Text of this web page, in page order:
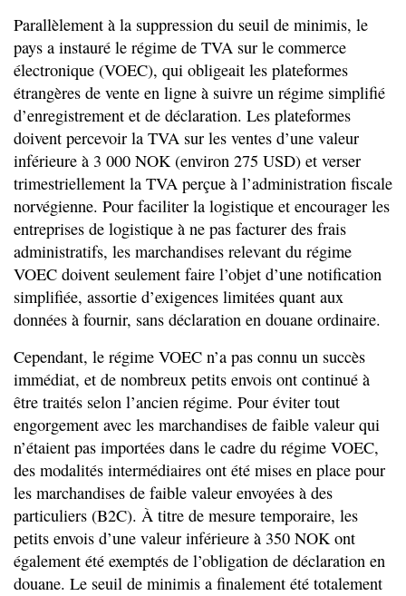
Parallèlement à la suppression du seuil de minimis, le
pays a instauré le régime de TVA sur le commerce
électronique (VOEC), qui obligeait les plateformes
étrangères de vente en ligne à suivre un régime simplifié
d’enregistrement et de déclaration. Les plateformes
doivent percevoir la TVA sur les ventes d’une valeur
inférieure à 3 000 NOK (environ 275 USD) et verser
trimestriellement la TVA perçue à l’administration fiscale
norvégienne. Pour faciliter la logistique et encourager les
entreprises de logistique à ne pas facturer des frais
administratifs, les marchandises relevant du régime
VOEC doivent seulement faire l’objet d’une notification
simplifiée, assortie d’exigences limitées quant aux
données à fournir, sans déclaration en douane ordinaire.
Cependant, le régime VOEC n’a pas connu un succès
immédiat, et de nombreux petits envois ont continué à
être traités selon l’ancien régime. Pour éviter tout
engorgement avec les marchandises de faible valeur qui
n’étaient pas importées dans le cadre du régime VOEC,
des modalités intermédiaires ont été mises en place pour
les marchandises de faible valeur envoyées à des
particuliers (B2C). À titre de mesure temporaire, les
petits envois d’une valeur inférieure à 350 NOK ont
également été exemptés de l’obligation de déclaration en
douane. Le seuil de minimis a finalement été totalement